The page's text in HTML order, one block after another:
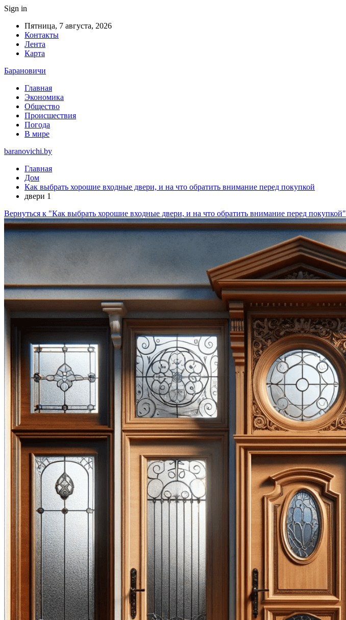
Sign in
Пятница, 7 августа, 2026
Контакты
Лента
Карта
Барановичи
Главная
Экономика
Общество
Происшествия
Погода
В мире
baranovichi.by
Главная
Дом
Как выбрать хорошие входные двери, и на что обратить внимание перед покупкой
двери 1
Вернуться к "Как выбрать хорошие входные двери, и на что обратить внимание перед покупкой"